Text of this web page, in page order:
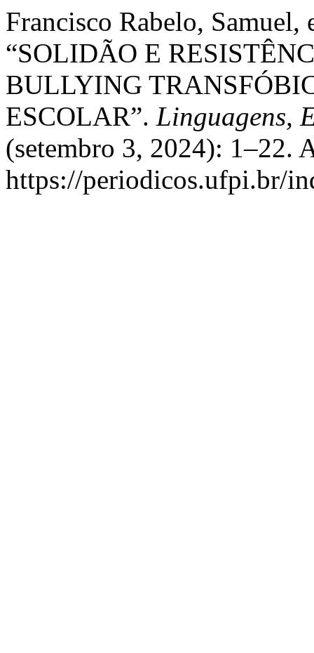
Francisco Rabelo, Samuel,
“SOLIDÃO E
BULLYING
ESCOLAR”. Linguagens,
(setembro 3, 2024): 1–22.
https://periodicos.ufpi.br/